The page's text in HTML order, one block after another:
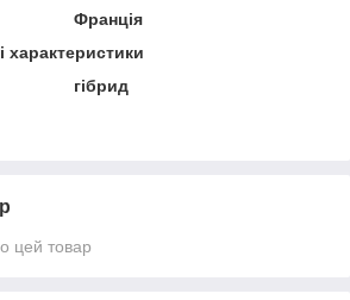
Франція
характеристики
гібрид
цей товар